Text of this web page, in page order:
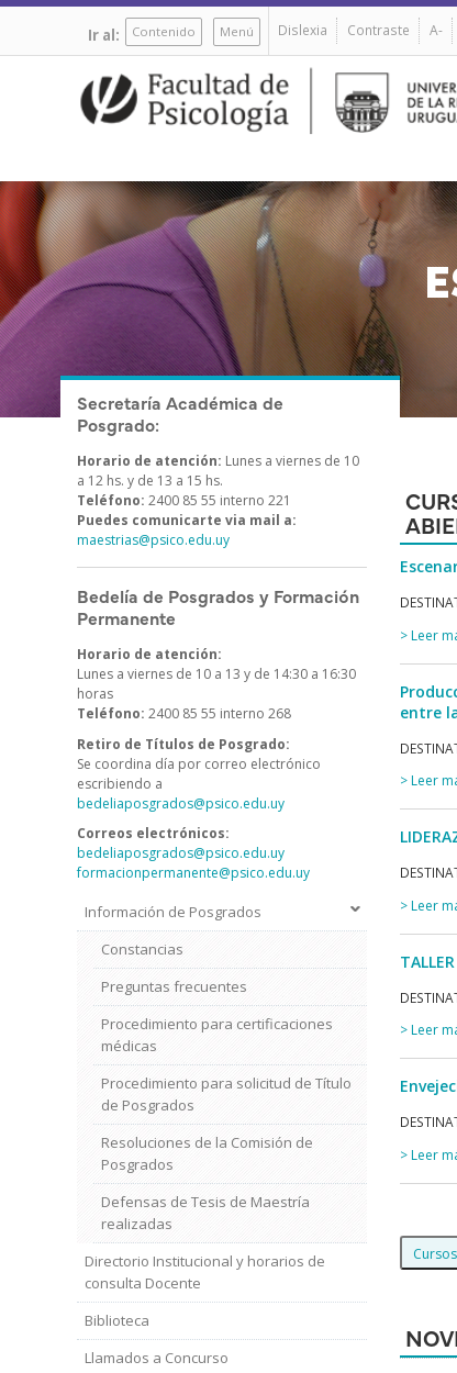
Pasar
contenido
Ir al: Contenido Menú Dislexia Contraste A-
Secretaría Académica de
Posgrado:
Horario de atención: Lunes a viernes de 10
a 12 hs. y de 13 a 15 hs.
Teléfono: 2400 85 55 interno 221
Puedes comunicarte via mail a:
maestrias@psico.edu.uy
Bedelía de Posgrados y Formación
Permanente
Horario de atención:
Lunes a viernes de 10 a 13 y de 14:30 a 16:30
horas
Teléfono: 2400 85 55 interno 268
Retiro de Títulos de Posgrado:
Se coordina día por correo electrónico
escribiendo a
bedeliaposgrados@psico.edu.uy
Correos electrónicos:
bedeliaposgrados@psico.edu.uy
formacionpermanente@psico.edu.uy
Menú
Estudiantes
de
Posgrado
Información de Posgrados
Constancias
Preguntas frecuentes
Procedimiento para certificaciones
médicas
Procedimiento para solicitud de Título
de Posgrados
Resoluciones de la Comisión de
Posgrados
Defensas de Tesis de Maestría
realizadas
Directorio Institucional y horarios de
consulta Docente
Biblioteca
Llamados a Concurso
> Leer
entre
> Leer
> Leer
> Leer
> Leer